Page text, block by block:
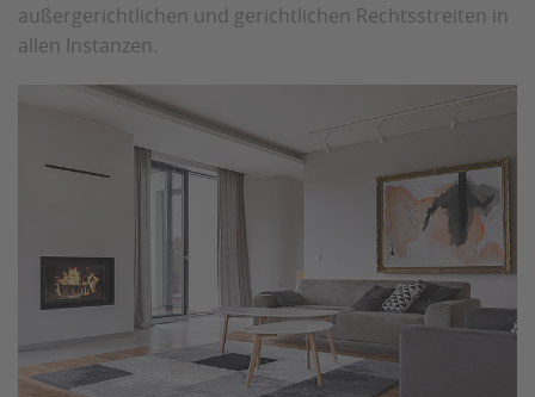
außergerichtlichen und gerichtlichen Rechtsstreiten in
allen Instanzen.